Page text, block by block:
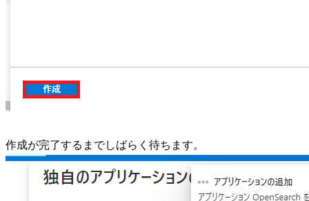
作成が完了するまでしばらく待ちます。